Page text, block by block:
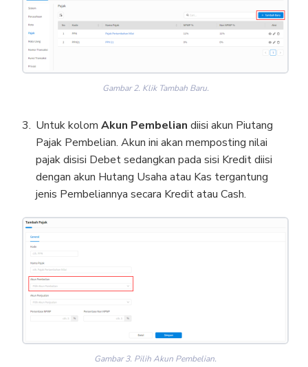
Gambar 2. Klik Tambah Baru.
Untuk kolom Akun Pembelian diisi akun Piutang
Pajak Pembelian. Akun ini akan memposting nilai
pajak disisi Debet sedangkan pada sisi Kredit diisi
dengan akun Hutang Usaha atau Kas tergantung
jenis Pembeliannya secara Kredit atau Cash.
Gambar 3. Pilih Akun Pembelian.